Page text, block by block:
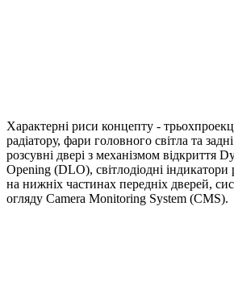
Характерні риси концепту -
радіатору, фари головного світла та
розсувні двері з механізмом відкриття
Opening (DLO), світлодіодні індикатори
на нижніх частинах передніх дверей,
огляду Camera Monitoring System (CMS).